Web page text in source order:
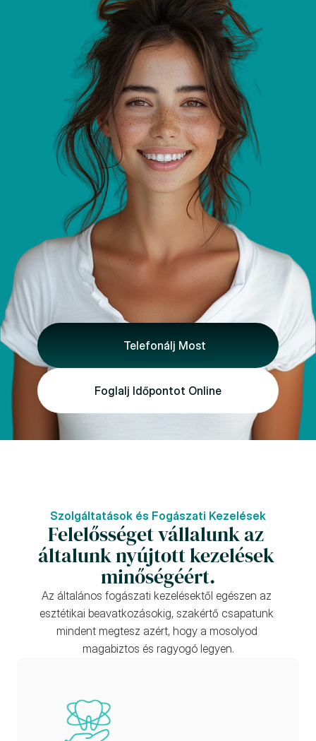
Telefonálj Most
Foglalj Időpontot Online
Szolgáltatások és Fogászati Kezelések
Felelősséget vállalunk az
általunk nyújtott kezelések
minőségéért.
Az általános fogászati kezelésektől egészen az
esztétikai beavatkozásokig, szakértő csapatunk
mindent megtesz azért, hogy a mosolyod
magabiztos és ragyogó legyen.